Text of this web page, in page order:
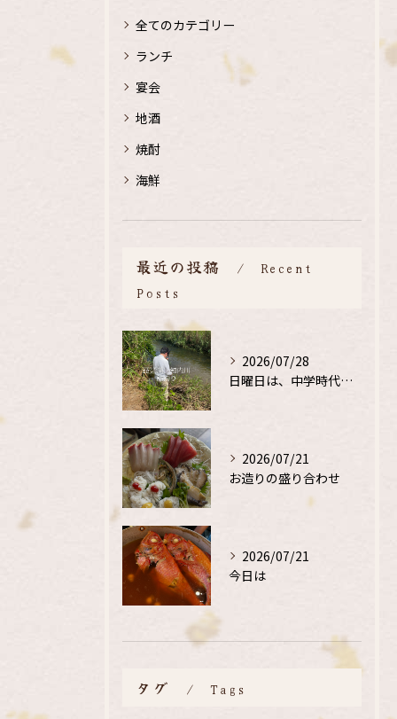
全てのカテゴリー
ランチ
宴会
地酒
焼酎
海鮮
最近の投稿
Recent
Posts
2026/07/28
日曜日は、中学時代の、同級生と鮎釣り
2026/07/21
お造りの盛り合わせ
2026/07/21
今日は
タグ Tags